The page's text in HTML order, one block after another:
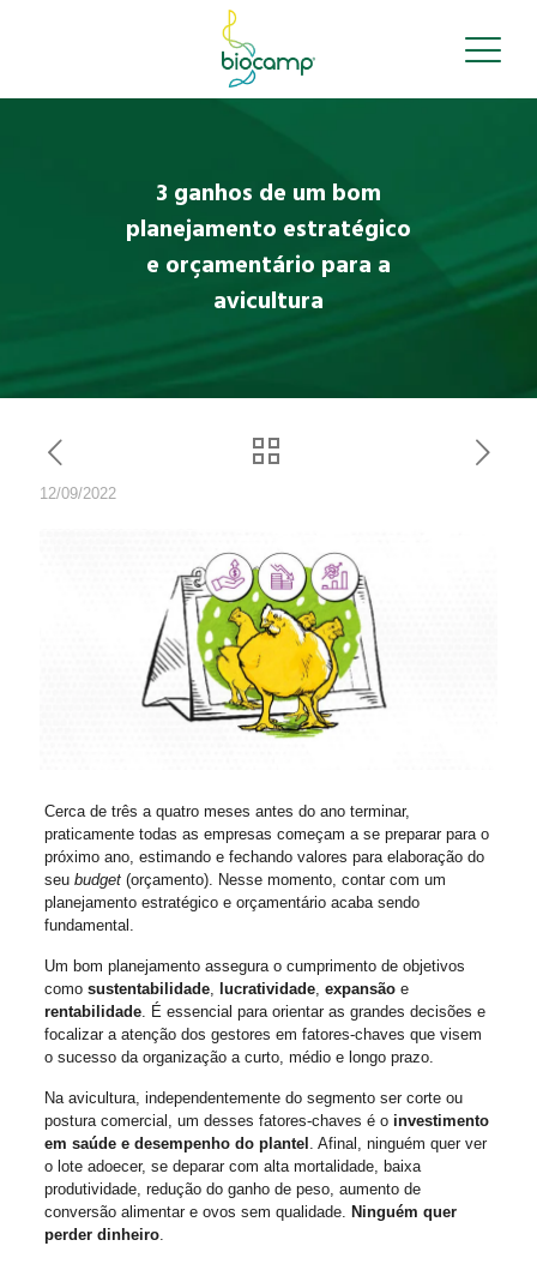
3 ganhos de um bom
planejamento estratégico
e orçamentário para a
avicultura
12/09/2022
Cerca de três a quatro meses antes do ano terminar,
praticamente todas as empresas começam a se preparar para o
próximo ano, estimando e fechando valores para elaboração do
seu budget (orçamento). Nesse momento, contar com um
planejamento estratégico e orçamentário acaba sendo
fundamental.
Um bom planejamento assegura o cumprimento de objetivos
como sustentabilidade, lucratividade, expansãoe
rentabilidade. É essencial para orientar as grandes decisões e
focalizar a atenção dos gestores em fatores-chaves que visem
o sucesso da organização a curto, médio e longo prazo.
Na avicultura, independentemente do segmento ser corte ou
postura comercial, um desses fatores-chaves é o investimento
em saúde e desempenho do plantel
. Afinal, ninguém quer ver
o lote adoecer, se deparar com alta mortalidade, baixa
produtividade, redução do ganho de peso, aumento de
conversão alimentar e ovos sem qualidade.
Ninguém quer
perder dinheiro.